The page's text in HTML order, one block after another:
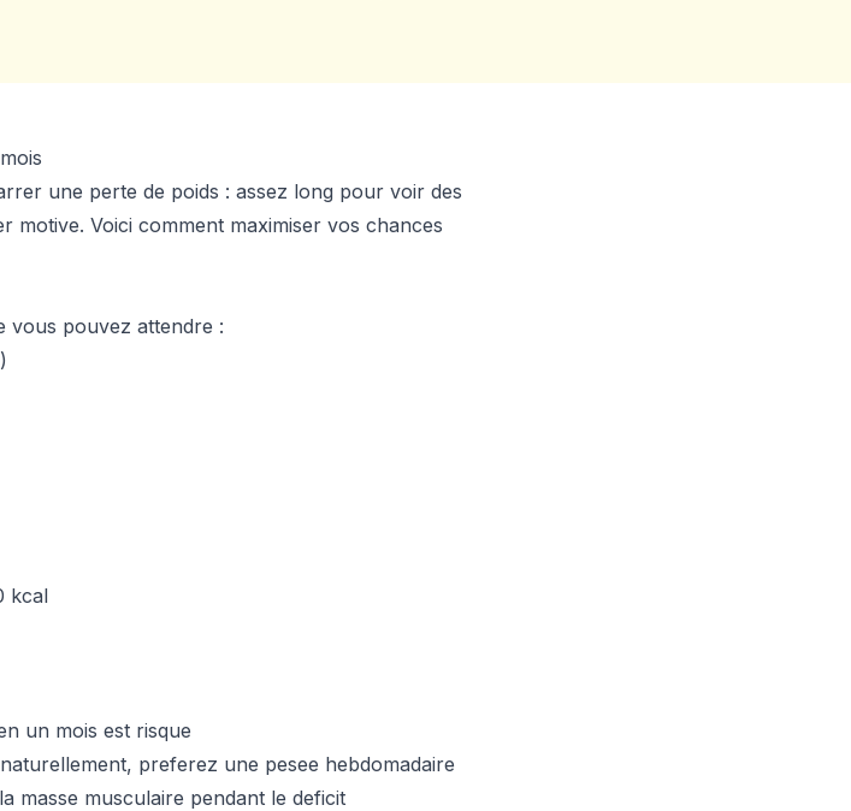
une perte de poids : assez long pour voir des
Voici comment maximiser vos chances
vous pouvez attendre :
kcal
un mois est risque
preferez une pesee hebdomadaire
masse musculaire pendant le deficit